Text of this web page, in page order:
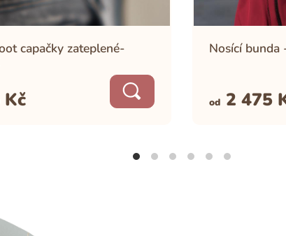
capačky zateplené-
Kč
Nosící bunda
od 2 475